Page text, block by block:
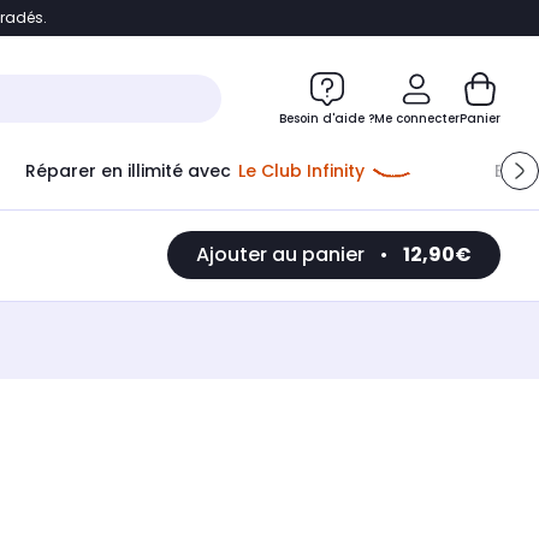
Accéder directement au chatbot
Besoin d'aide ?Me connecterPanier
Réparer en illimité avec Le Club Infinity
Ajouter au panier • 12,90€